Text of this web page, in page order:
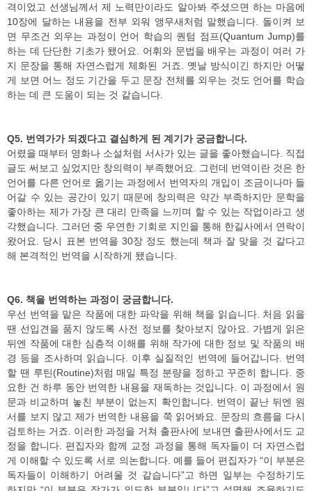
격이었고 선생님께서 제 노력만이라도 알아봐 주셨으면 하는 마음에
10장에 달하는 내용을 전부 외워 앵무새처럼 말했습니다. 돌이켜 보
면 무조건 외우는 과정이 언어 학습의 퀀텀 점프(Quantum Jump)를
하는 데 단단한 기초가 됐어요. 어휘와 문법을 배우는 과정이 여러 가
지 문장을 통해 자연스럽게 체화된 거죠. 옛날 방식이긴 하지만 어떻
게 보면 어느 정도 기간을 두고 문장 전체를 외우는 것도 언어를 학습
하는 데 큰 도움이 되는 것 같습니다.
Q5. 번역가가 되겠다고 결심하게 된 계기가 궁금합니다.
어렸을 때부터 영화나 소설처럼 서사가 있는 글을 좋아했습니다. 직접
글도 써보고 싶었지만 창의력이 부족했어요. 그런데 번역이란 것은 한
언어를 다른 언어로 옮기는 과정에서 번역자의 개입이 조금이나마 들
어갈 수 있는 공간이 있기 때문에 창의력은 약간 부족하지만 문학을
좋아하는 제가 가장 큰 대리 만족을 느끼며 할 수 있는 작업이라고 생
각했습니다. 그러던 중 우연한 기회로 지인을 통해 한길사에서 연락이
왔어요. 당시 표본 번역을 30장 정도 했는데 책과 잘 맞을 것 같다고
해 본격적인 번역을 시작하게 됐습니다.
Q6. 책을 번역하는 과정이 궁금합니다.
우선 번역을 맡은 작품에 대한 파악을 위해 책을 읽습니다. 처음 읽을
땐 선입견을 품지 않도록 사전 정보를 찾아보지 않아요. 가볍게 읽은
뒤엔 작품에 대한 심층적 이해를 위해 작가에 대한 정보 및 작품의 배
경 등을 조사하며 읽습니다. 이후 실질적인 번역에 들어갑니다. 번역
할 땐 루틴(Routine)처럼 매일 특정 분량을 정하고 꾸준히 합니다. 중
요한 건 하루 동안 번역한 내용을 재독하는 것입니다. 이 과정에서 원
문과 비교하며 놓친 부분이 없는지 확인합니다. 번역이 끝난 뒤엔 원
서를 보지 않고 제가 번역한 내용을 쭉 읽어봐요. 문장의 흐름을 다시
검토하는 거죠. 이러한 과정을 거쳐 출판사에 보내면 출판사에서도 교
정을 합니다. 편집자와 함께 교정 과정을 통해 독자들이 더 자연스럽
게 이해할 수 있도록 서로 의논합니다. 예를 들어 편집자가 “이 부분은
독자들이 이해하기 어려울 것 같습니다”고 하면 일부는 수정하기도